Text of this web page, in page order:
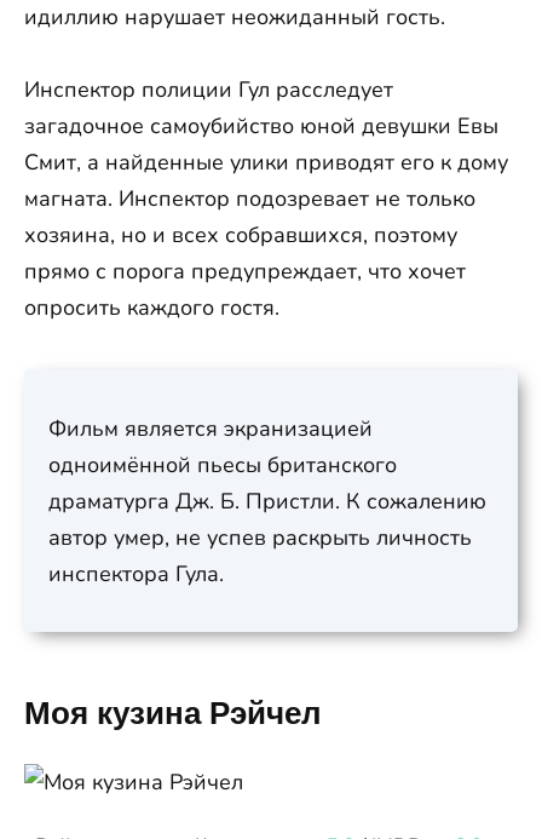
идиллию нарушает неожиданный гость.
Инспектор полиции Гул расследует
загадочное самоубийство юной девушки Евы
Смит, а найденные улики приводят его к дому
магната. Инспектор подозревает не только
хозяина, но и всех собравшихся, поэтому
прямо с порога предупреждает, что хочет
опросить каждого гостя.
Фильм является экранизацией
одноимённой пьесы британского
драматурга Дж. Б. Пристли. К сожалению
автор умер, не успев раскрыть личность
инспектора Гула.
Моя кузина Рэйчел